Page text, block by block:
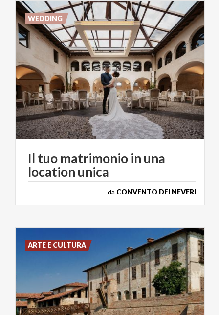
Il tuo matrimonio in una
location unica
da CONVENTO DEI NEVERI
WEDDING
ARTE E CULTURA